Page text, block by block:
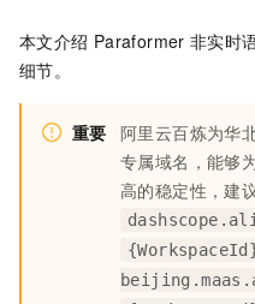
本文介绍 Paraformer 非实时
细节。
重要 阿里云百炼为华
专属域名，能够
高的稳定性，建